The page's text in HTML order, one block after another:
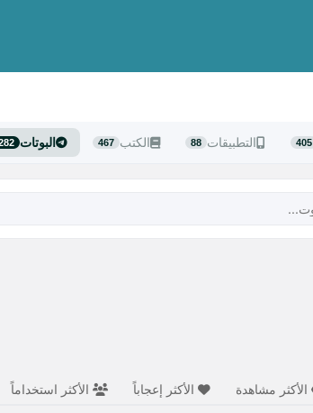
405 التطبيقات 88 الكتب 467 البوتات
الأكثر مشاهدة الأكثر إعجاباً الأكثر استخداماً